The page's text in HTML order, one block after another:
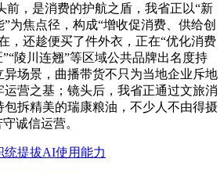
前，是消费的护航之盾，我省正以“新
为焦点径，构成“增收促消费、供给创
，还趁便买了件外衣，正在“优化消费
陵川连翘”等区域公共品牌出名度持
场景，曲播带货不只为当地企业斥地
营之基；镜头后，我省正通过文旅消
包拆精美的瑞康粮油，不少人不由得摄
诚信运营。
统提拔AI使用能力